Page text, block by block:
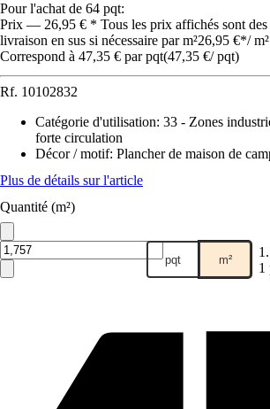
Pour l'achat de 64 pqt:
Prix — 26,95 € * Tous les prix affichés sont
livraison en sus si nécessaire par m²26,95 €*/ m²
Correspond à 47,35 € par pqt(47,35 €/ pqt)
Rf. 10102832
Catégorie d'utilisation: 33 - Zones
forte circulation
Décor / motif: Plancher de maison de
Plus de détails sur l'article
Quantité (m²)
pqt m²
1